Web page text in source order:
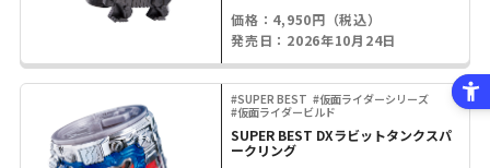
価格：4,950円（税込）
発売日：2026年10月24日
#SUPER BEST #仮面ライダーシリーズ
#仮面ライダービルド
SUPER BEST DXラビットタンクスパ
ークリング